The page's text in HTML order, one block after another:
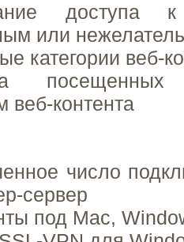
доступа
или
категории веб-
веб-контента
число
сервер
под Mac,